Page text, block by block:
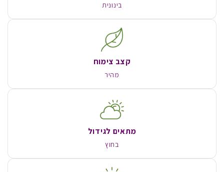
בינונית
קצב צימוח
מהיר
מתאים לגידול
בחוץ